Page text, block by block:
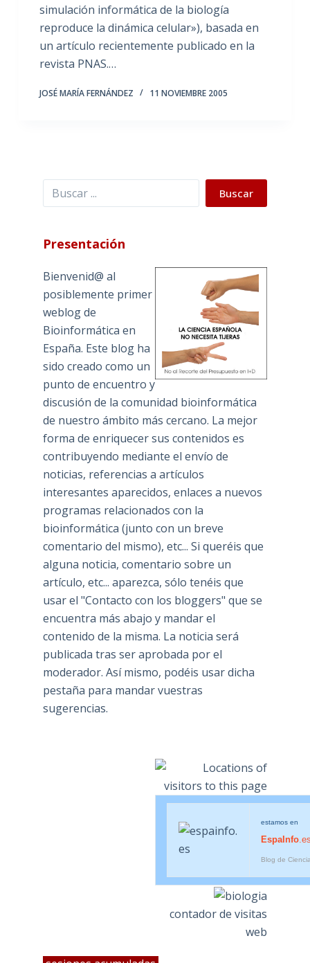
simulación informática de la biología
reproduce la dinámica celular»), basada en
un artículo recientemente publicado en la
revista PNAS.…
JOSÉ MARÍA FERNÁNDEZ 11 NOVIEMBRE 2005
Buscar Buscar
Presentación
Bienvenid@ al
posiblemente primer
weblog de
Bioinformática en
España. Este blog ha
sido creado como un
punto de encuentro y
discusión de la comunidad bioinformática
de nuestro ámbito más cercano. La mejor
forma de enriquecer sus contenidos es
contribuyendo mediante el envío de
noticias, referencias a artículos
interesantes aparecidos, enlaces a nuevos
programas relacionados con la
bioinformática (junto con un breve
comentario del mismo), etc... Si queréis que
alguna noticia, comentario sobre un
artículo, etc... aparezca, sólo tenéis que
usar el "Contacto con los bloggers" que se
encuentra más abajo y mandar el
contenido de la misma. La noticia será
publicada tras ser aprobada por el
moderador. Así mismo, podéis usar dicha
pestaña para mandar vuestras
sugerencias.
estamos en
EspaInfo
Blog de
contador de visitas
web